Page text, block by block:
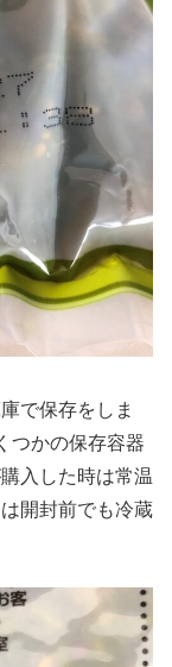
で保存をしま
つかの保存容器
入した時は常温
開封前でも冷蔵